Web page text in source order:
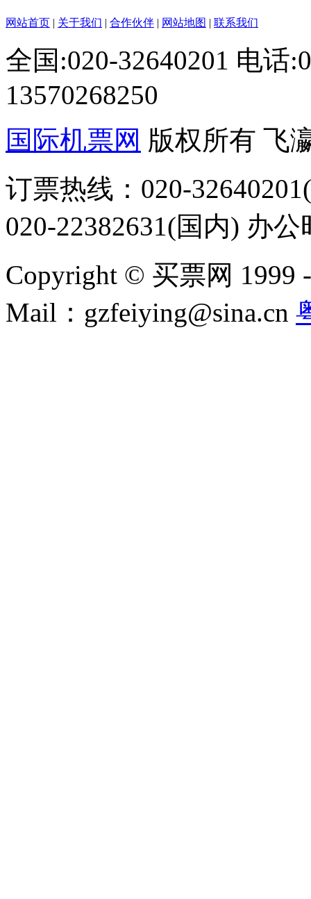
网站首页 | 关于我们 | 合作伙伴 | 网站地图 | 联系我们
全国:020-32640201 电话
13570268250
国际机票网 版权所有 飞
订票热线：020-
020-22382631(国内) 办
Copyright © 买票网 1999
Mail：gzfeiying@sina.cn